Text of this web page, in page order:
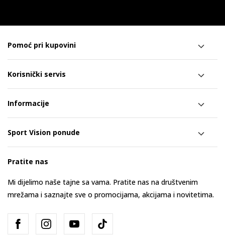
Pomoć pri kupovini
Korisnički servis
Informacije
Sport Vision ponude
Pratite nas
Mi dijelimo naše tajne sa vama. Pratite nas na društvenim
mrežama i saznajte sve o promocijama, akcijama i novitetima.